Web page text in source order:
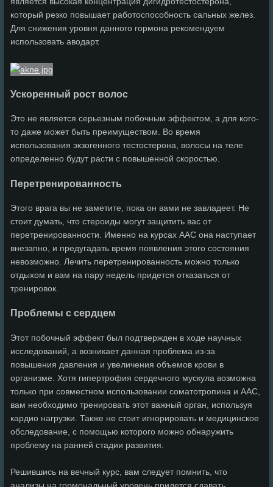
который резко повышает работоспособность сальных желез.
Для снижения уровня данного гормона рекомендуем
использовать аводарт.
Ускоренный рост волос
Это не является серьезным побочным эффектом, а для кого-
то даже может быть преимуществом. Во время
использования экзогенного тестостерона, волосы на теле
определенно будут расти с повышенной скоростью.
Перетренированность
Этого врага вы не заметите, пока он вами не завладеет. Не
стоит думать, что стероиды могут защитить вас от
перетренированности. Именно на курсах ААС она наступает
внезапно, и предугадать время появления этого состояния
невозможно. Лечить перетренированность можно только
отдыхом и вам на пару недель придется отказаться от
тренировок.
Проблемы с сердцем
Этот побочный эффект был подтвержден в ходе научных
исследований, а возникает данная проблема из-за
повышения давления и увеличения объемов крови в
организме. Хотя гипертрофия сердечного мускула возможна
только при совместном использовании соматотропина и ААС,
вам необходимо тренировать этот важный орган, используя
кардио нагрузки. Также не стоит игнорировать и медицинское
обследование, с помощью которого можно обнаружить
проблему на ранней стадии развития.
Решившись на вечный курс, вам следует помнить, что